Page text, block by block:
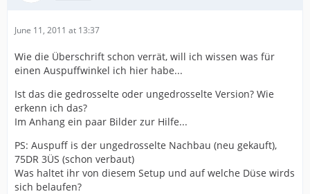
June 11, 2011 at 13:37
Wie die Überschrift schon verrät, will ich wissen was für
einen Auspuffwinkel ich hier habe...
Ist das die gedrosselte oder ungedrosselte Version? Wie
erkenn ich das?
Im Anhang ein paar Bilder zur Hilfe...
PS: Auspuff is der ungedrosselte Nachbau (neu gekauft),
75DR 3ÜS (schon verbaut)
Was haltet ihr von diesem Setup und auf welche Düse wirds
sich belaufen?